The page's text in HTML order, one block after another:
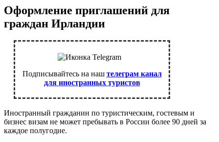
Оформление приглашений для
граждан Ирландии
Подписывайтесь на наш телеграм канал
для иностранных туристов
Иностранный гражданин по туристическим, гостевым и
бизнес визам не может пребывать в России более 90 дней за
каждое полугодие.